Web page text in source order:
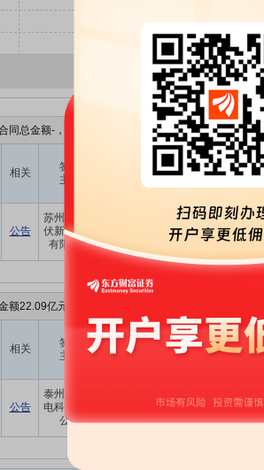
同总金额-，上年度营业收入为50.85亿元，占比为-，
相关
签署
主体
其他签署方
与上市
公司关
系
公告
苏州中来光
伏新材股份
有限公司
上海源烨新
能源有限公
司,中来智联
能源工...
其它关
联关系
工
额22.09亿元，上年度营业收入为26.92亿元，占比为
相关
签署
主体
与上市
公司关
其他签署方
与上市
公司关
公告
泰州中来光
电科技有限
公司
公司
技股份有限
公司
无关联
关系